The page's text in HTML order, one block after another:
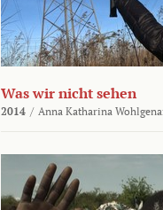
Was wir nicht sehen
2014 / Anna Katharina